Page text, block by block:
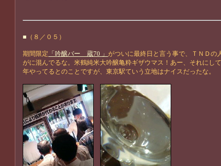
■ （８／０５）
期間限定 「吟醸バー 蔵70 」 がついに最終日と言う事で、ＴＮＤの
がに混んでるな。米鶴純米大吟醸亀粋ギザウマス！あー、それにし
年やってるとのことですが、東京駅ていう立地はナイスだったな。